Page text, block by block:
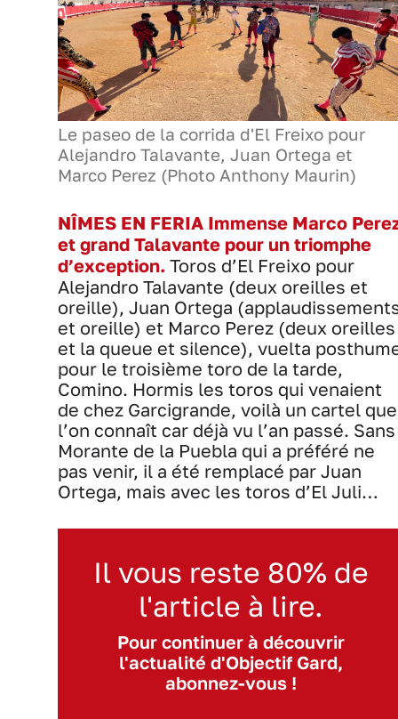
Le paseo de la corrida d'El Freixo pour
Alejandro Talavante, Juan Ortega et
Marco Perez (Photo Anthony Maurin)
NÎMES EN FERIA Immense Marco
et grand Talavante pour un triomphe
d’exception. Toros d’El Freixo pour
Alejandro Talavante (deux oreilles et
oreille), Juan Ortega
et oreille) et Marco Perez (deux oreilles
et la queue et silence), vuelta
pour le troisième toro de la tarde,
Comino. Hormis les toros qui venaient
de chez Garcigrande, voilà un cartel que
l’on connaît car déjà vu l’an passé. Sans
Morante de la Puebla qui a préféré ne
pas venir, il a été remplacé par Juan
Ortega, mais avec les toros d’El Juli…
Il vous reste 80% de
l'article à lire.
Pour continuer à découvrir
l'actualité d'Objectif Gard,
abonnez-vous !